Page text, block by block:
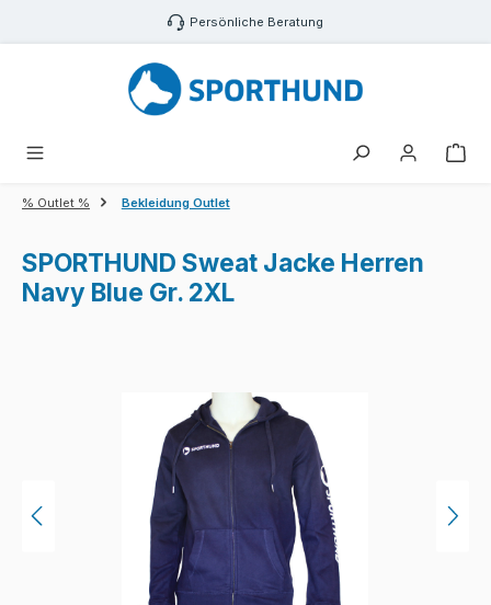
Zum Hauptinhalt springen Persönliche Beratung
% Outlet % Bekleidung Outlet
SPORTHUND Sweat Jacke Herren
Navy Blue Gr. 2XL